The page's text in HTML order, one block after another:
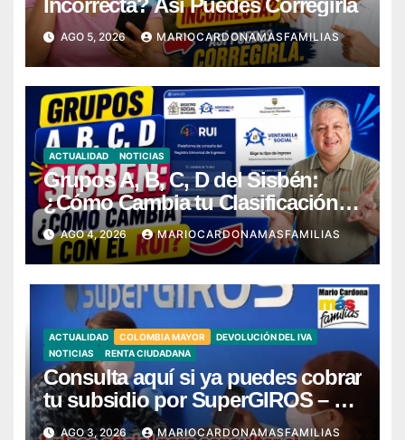
AGO 5, 2026 MARIOCARDONAMASFAMILIAS
ACTUALIDAD NOTICIAS
Grupos A, B, C, D del Sisbén:
¿Cómo Cambia tu Clasificación
con el RUI?
AGO 4, 2026 MARIOCARDONAMASFAMILIAS
ACTUALIDAD COLOMBIA MAYOR
DEVOLUCIÓN DEL IVA
NOTICIAS
RENTA CIUDADANA
Consulta aquí si ya puedes cobrar
tu subsidio por SuperGIROS – Ya
llegó mi giro
AGO 3, 2026 MARIOCARDONAMASFAMILIAS